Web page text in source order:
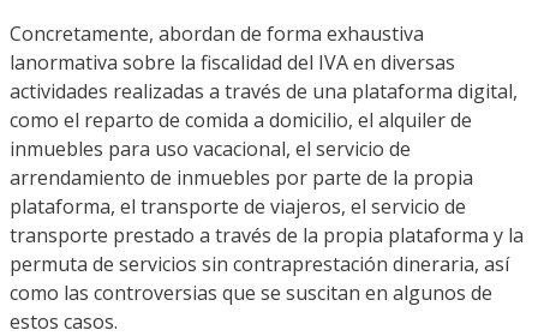
Concretamente, abordan de forma exhaustiva
lanormativa sobre la fiscalidad del IVAen diversas
actividades realizadas a través de una plataforma digital,
como el reparto de comida a domicilio, el alquiler de
inmuebles para uso vacacional, el servicio de
arrendamiento de inmuebles por parte de la propia
plataforma, el transporte de viajeros, el servicio de
transporte prestado a través de la propia plataforma y la
permuta de servicios sin contraprestación dineraria, así
como las controversias que se suscitan en algunos de
estos casos.